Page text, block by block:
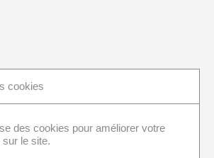
cookies
des cookies pour améliorer votre
le site.